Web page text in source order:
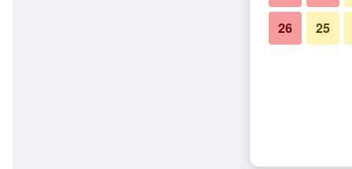
25
26